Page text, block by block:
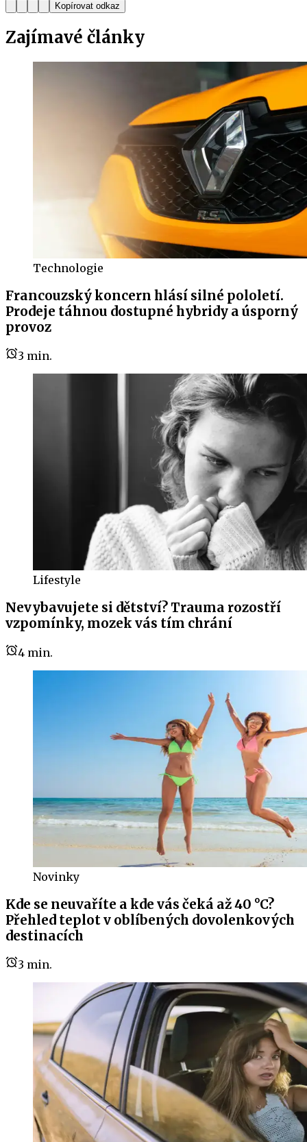
Kopírovat odkaz
Zajímavé články
Technologie
Francouzský koncern hlásí silné pololetí.
Prodeje táhnou dostupné hybridy a úsporný
provoz
3 min.
Lifestyle
Nevybavujete si dětství? Trauma rozostří
vzpomínky, mozek vás tím chrání
4 min.
Novinky
Kde se neuvaříte a kde vás čeká až 40 °C?
Přehled teplot v oblíbených dovolenkových
destinacích
3 min.